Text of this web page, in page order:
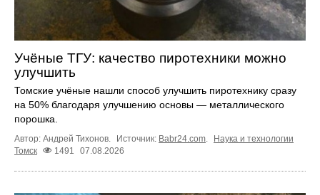
Учёные ТГУ: качество пиротехники можно
улучшить
Томские учёные нашли способ улучшить пиротехнику сразу
на 50% благодаря улучшению основы — металлического
порошка.
Автор: Андрей Тихонов. Источник: Babr24.com.
Наука и технологии
Томск
1491 07.08.2026